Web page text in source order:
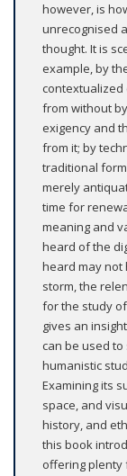
however, is
unrecognised
thought. It is
example, by
contextualized
from without
exigency and
from it; by
traditional
merely
time for
meaning and
heard of the
heard may not
storm, the
for the study
gives an
can be used
humanistic
Examining its
space, and
history, and
this book
offering plenty